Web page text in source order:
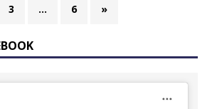
3 … 6 »